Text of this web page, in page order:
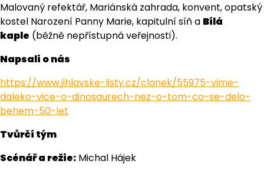
Malovaný refektář, Mariánská zahrada, konvent, opatský
kostel Narození Panny Marie, kapitulní síň a Bílá
kaple (běžně nepřístupná veřejnosti).
Napsali o nás
https://www.jihlavske-listy.cz/clanek/55975-vime-
daleko-vice-o-dinosaurech-nez-o-tom-co-se-delo-
behem-50-let
Tvůrčí tým
Scénář a režie: Michal Hájek